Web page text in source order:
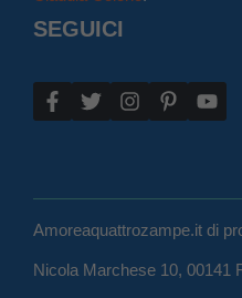
SEGUICI
Amoreaquattrozampe.it di
Nicola Marchese 10, 00141